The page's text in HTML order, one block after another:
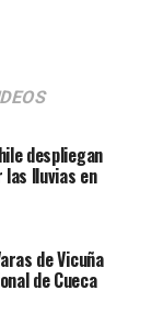
despliegan
las lluvias en
de Vicuña
de Cueca